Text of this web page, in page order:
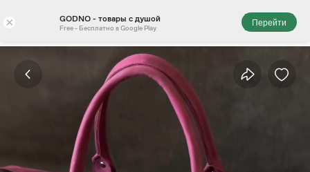
× GODNO - товары с душой
Free - Бесплатно в Google Play
Перейти